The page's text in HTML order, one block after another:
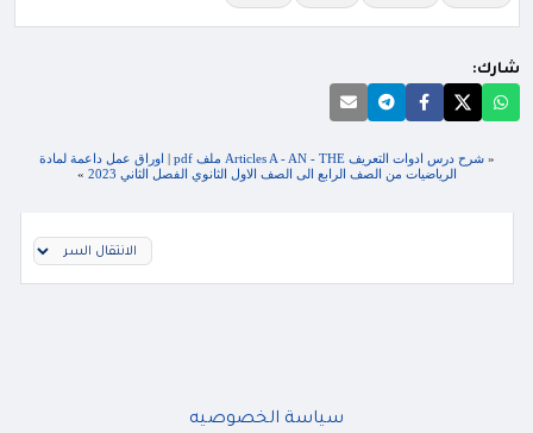
شارك:
«شرح درس ادوات التعريف Articles A - AN - THE ملف pdf | اوراق عمل داعمة لمادة
الرياضيات من الصف الرابع الى الصف الاول الثانوي الفصل الثاني 2023
»
سياسة الخصوصيه